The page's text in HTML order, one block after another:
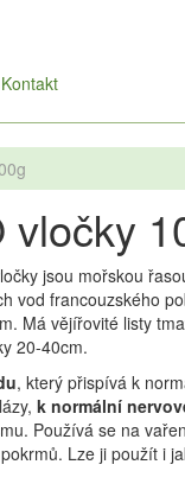
Kontakt
vločky
jsou mořskou
vod francouzského
Má vějířovité listy
20-40cm.
, který přispívá k
k normální
Používá se na
Lze ji použít i